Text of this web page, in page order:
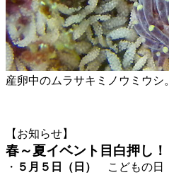
産卵中のムラサキミノウミウシ。
【お知らせ】
春～夏イベント目白押し！
・ ５月５日（日）
こどもの日